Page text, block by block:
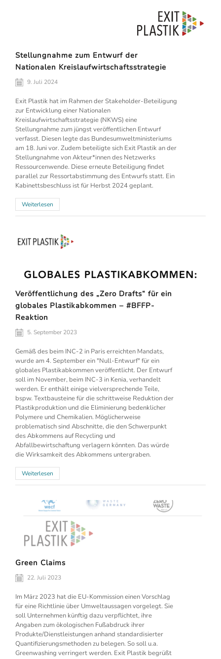
Stellungnahme zum Entwurf der
Nationalen Kreislaufwirtschaftsstrategie
9. Juli 2024
Exit Plastik hat im Rahmen der Stakeholder-Beteiligung
zur Entwicklung einer Nationalen
Kreislaufwirtschaftsstrategie (NKWS) eine
Stellungnahme zum jüngst veröffentlichen Entwurf
verfasst. Diesen legte das Bundesumweltministeriums
am 18. Juni vor. Zudem beteiligte sich Exit Plastik an der
Stellungnahme von Akteur*innen des Netzwerks
Ressourcenwende. Diese erneute Beteiligung findet
parallel zur Ressortabstimmung des Entwurfs statt. Ein
Kabinettsbeschluss ist für Herbst 2024 geplant.
Weiterlesen
Veröffentlichung des „Zero Drafts“ für ein
globales Plastikabkommen – #BFFP-
Reaktion
5. September 2023
Gemäß des beim INC-2 in Paris erreichten Mandats,
wurde am 4. September ein "Null-Entwurf" für ein
globales Plastikabkommen veröffentlicht. Der Entwurf
soll im November, beim INC-3 in Kenia, verhandelt
werden. Er enthält einige vielversprechende Teile,
bspw. Textbausteine für die schrittweise Reduktion der
Plastikproduktion und die Eliminierung bedenklicher
Polymere und Chemikalien. Möglicherweise
problematisch sind Abschnitte, die den Schwerpunkt
des Abkommens auf Recycling und
Abfallbewirtschaftung verlagern könnten. Das würde
die Wirksamkeit des Abkommens untergraben.
Weiterlesen
Green Claims
22. Juli 2023
Im März 2023 hat die EU-Kommission einen Vorschlag
für eine Richtlinie über Umweltaussagen vorgelegt. Sie
soll Unternehmen künftig dazu verpflichtet, ihre
Angaben zum ökologischen Fußabdruck ihrer
Produkte/Dienstleistungen anhand standardisierter
Quantifizierungsmethoden zu belegen. So soll u.a.
Greenwashing verringert werden. Exit Plastik begrüßt